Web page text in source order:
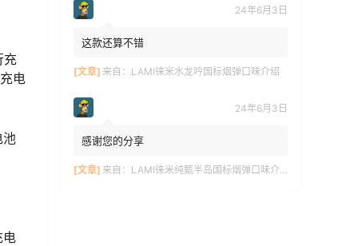
充
电
池
电
24年6月3日
这款还算不错
[文章] 来自： LAMI徕米水龙吟国标烟弹口味介绍
24年6月3日
感谢您的分享
[文章] 来自： LAMI徕米纯甄半岛国标烟弹口味介绍